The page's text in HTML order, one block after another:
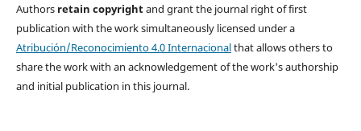
Authors retain copyrightand grant the journal right of first
publication with the work simultaneously licensed under a
Atribución/Reconocimiento 4.0 Internacionalthat allows others to
share the work with an acknowledgement of the work's authorship
and initial publication in this journal.